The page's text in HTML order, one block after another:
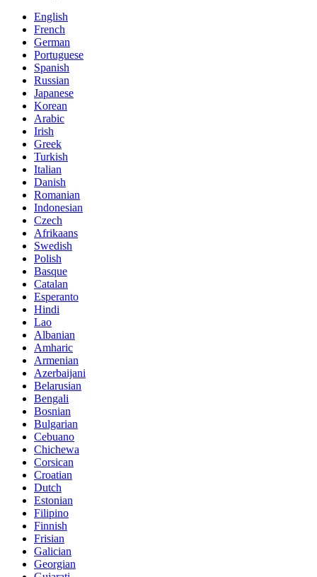
English
French
German
Portuguese
Spanish
Russian
Japanese
Korean
Arabic
Irish
Greek
Turkish
Italian
Danish
Romanian
Indonesian
Czech
Afrikaans
Swedish
Polish
Basque
Catalan
Esperanto
Hindi
Lao
Albanian
Amharic
Armenian
Azerbaijani
Belarusian
Bengali
Bosnian
Bulgarian
Cebuano
Chichewa
Corsican
Croatian
Dutch
Estonian
Filipino
Finnish
Frisian
Galician
Georgian